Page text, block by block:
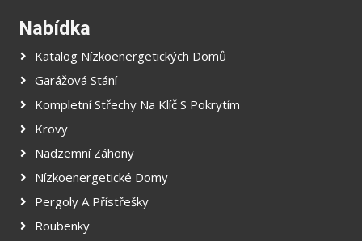
Nabídka
Katalog Nízkoenergetických Domů
Garážová Stání
Kompletní Střechy Na Klíč S Pokrytím
Krovy
Nadzemní Záhony
Nízkoenergetické Domy
Pergoly A Přístřešky
Roubenky